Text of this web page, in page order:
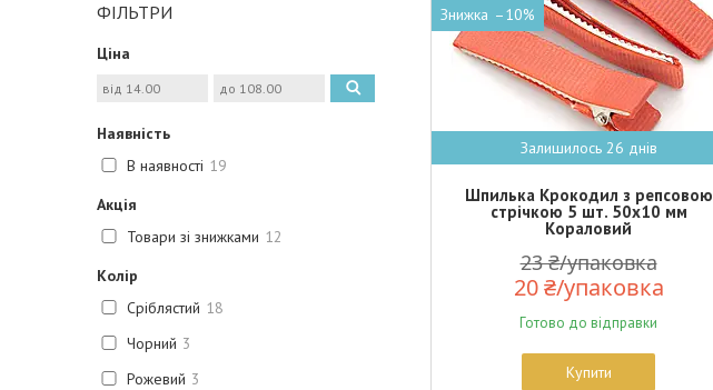
ФІЛЬТРИ
Ціна
Наявність
В наявності 19
Акція
Товари зі знижками 12
Колір
Сріблястий 18
Чорний 3
Рожевий 3
–10%
Залишилось 26 днів
Шпилька Крокодил з репсовою
стрічкою 5 шт. 50х10 мм
Кораловий
23 ₴/упаковка
20 ₴/упаковка
Готово до відправки
Купити